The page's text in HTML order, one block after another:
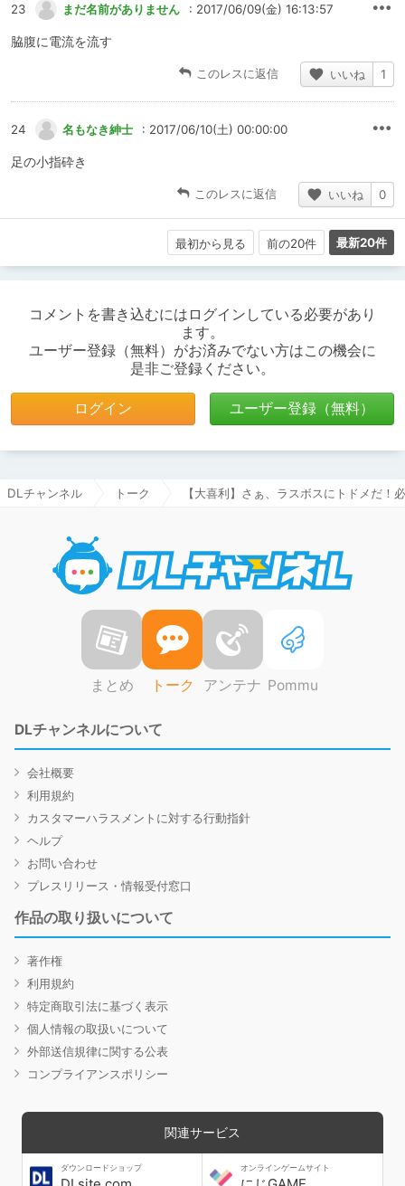
23 まだ名前がありません : 2017/06/09(金) 16:13:57
脇腹に電流を流す
このレスに返信 いいね 1
24 名もなき紳士 : 2017/06/10(土) 00:00:00
足の小指砕き
このレスに返信 いいね 0
最初から見る 前の20件 最新20件
コメントを書き込むにはログインしている必要があり
ます。
ユーザー登録（無料）がお済みでない方はこの機会に
是非ご登録ください。
ログイン ユーザー登録（無料）
DLチャンネル トーク 【大喜利】さぁ、ラスボスにトドメだ！
まとめ トーク アンテナ Pommu
DLチャンネルについて
会社概要
利用規約
カスタマーハラスメントに対する行動指針
ヘルプ
お問い合わせ
プレスリリース・情報受付窓口
作品の取り扱いについて
著作権
利用規約
特定商取引法に基づく表示
個人情報の取扱いについて
外部送信規律に関する公表
コンプライアンスポリシー
関連サービス
ダウンロードショップ オンラインゲームサイト